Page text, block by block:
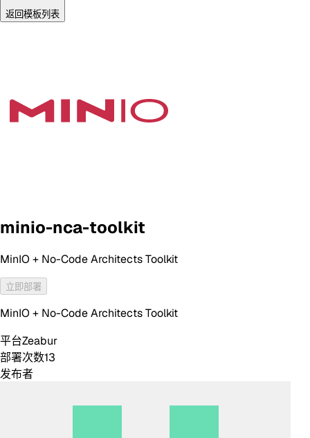
返回模板列表
minio-nca-toolkit
MinIO + No-Code Architects Toolkit
立即部署
MinIO + No-Code Architects Toolkit
平台Zeabur
部署次数13
发布者